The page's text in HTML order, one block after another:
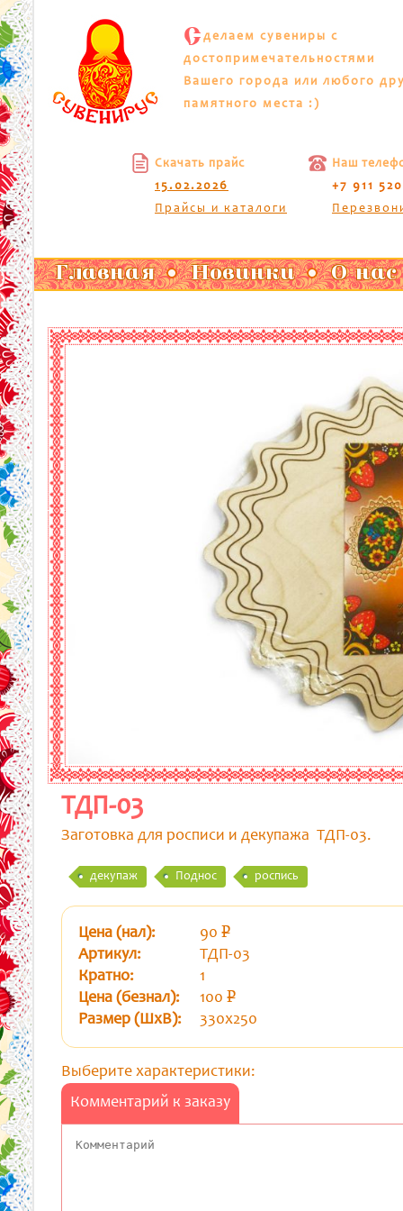
С делаем сувениры с
достопримечательностями
Вашего города или любого
памятного места :)
Скачать прайс
15.02.2026
Прайсы и каталоги
Наш
+7 911
Главная Новинки О нас
ТДП-03
Заготовка для росписи и декупажа ТДП-03.
декупаж Поднос роспись
Цена (нал): 90 p
Артикул:
ТДП-03
Кратно:
1
Цена (безнал):
100 p
Размер (ШхВ): 330х250
Выберите характеристики:
Комментарий к заказу